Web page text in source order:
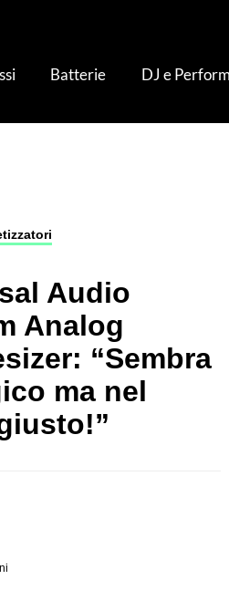
Batterie DJ e
Audio
Analog
“Sembra
ma nel